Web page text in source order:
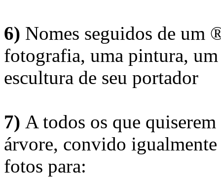
6) Nomes seguidos de um
fotografia, uma pintura,
escultura de seu portador
7) A todos os que
árvore, convido
fotos para: